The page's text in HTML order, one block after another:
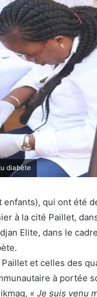
diabète
qui ont été
à la cité Paillet,
Elite, dans le
et celles des
à portée
« Je suis venu